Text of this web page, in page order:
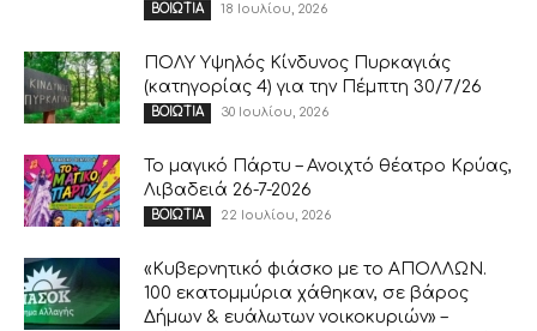
ΒΟΙΩΤΙΑ 18 Ιουλίου, 2026
ΠΟΛΥ Υψηλός Κίνδυνος Πυρκαγιάς
(κατηγορίας 4) για την Πέμπτη 30/7/26
ΒΟΙΩΤΙΑ 30 Ιουλίου, 2026
Το μαγικό Πάρτυ – Ανοιχτό θέατρο Κρύας,
Λιβαδειά 26-7-2026
ΒΟΙΩΤΙΑ 22 Ιουλίου, 2026
«Κυβερνητικό φιάσκο με το ΑΠΟΛΛΩΝ.
100 εκατομμύρια χάθηκαν, σε βάρος
Δήμων & ευάλωτων νοικοκυριών» –